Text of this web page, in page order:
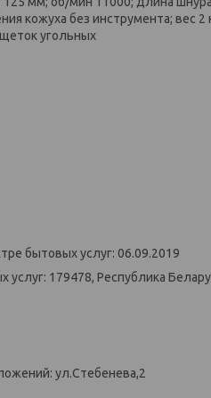
кожуха без инструмента; вес
угольных
бытовых услуг: 06.09.2019
179478, Республика
ул.Стебенева,2